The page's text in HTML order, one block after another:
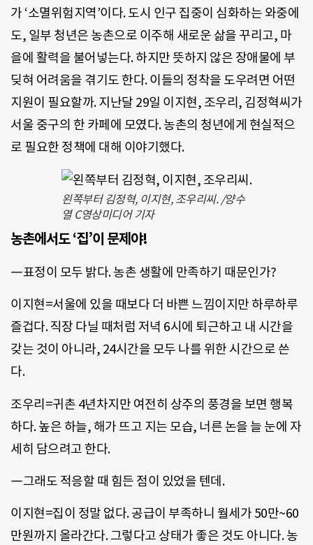
가 ‘소멸위험지역’이다. 도시 인구 집중이 심화하는 와중에
도, 일부 청년은 농촌으로 이주해 새로운 삶을 꾸리고, 마
을에 활력을 불어넣는다. 하지만 뜻하지 않은 장애물에 부
딪혀 어려움을 겪기도 한다. 이들의 정착을 도우려면 어떤
지원이 필요할까. 지난달 29일 이지현, 조우리, 김정혁씨가
서울 중구의 한 카페에 모였다. 농촌의 청년에게 현실적으
로 필요한 정책에 대해 이야기했다.
왼쪽부터 김정혁, 이지현, 조우리씨. /양수
열 C영상미디어 기자
농촌에서도 ‘집’이 문제야!
―표정이 모두 밝다. 농촌 생활에 만족하기 때문인가?
이지현=서울에 있을 때보다 더 바쁜 느낌이지만 하루하루
즐겁다. 직장 다닐 때처럼 저녁 6시에 퇴근하고 내 시간을
갖는 것이 아니라, 24시간을 모두 나를 위한 시간으로 쓴
다.
조우리=귀촌 4년차지만 여전히 상주의 풍경을 보면 행복
하다. 높은 하늘, 해가 뜨고 지는 모습, 너른 논을 늘 눈에 자
세히 담으려고 한다.
―그래도 적응할 때 힘든 점이 있었을 텐데.
이지현=집이 정말 없다. 공급이 부족하니 월세가 50만~60
만원까지 올라간다. 그렇다고 상태가 좋은 것도 아니다. 농